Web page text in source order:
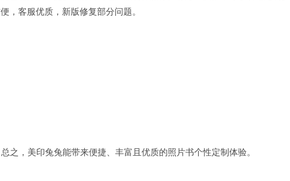
，客服优质，新版修复部分问题。
之，美印兔兔能带来便捷、丰富且优质的照片书个性定制体验。